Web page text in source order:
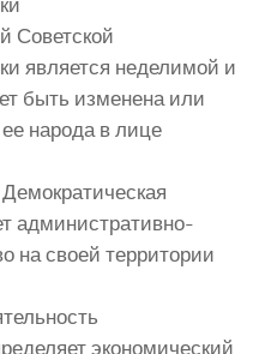
Советской
является неделимой и
быть изменена или
народа в лице
административно-
на своей территории
экономический